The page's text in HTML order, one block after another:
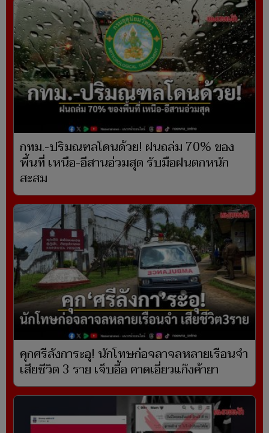
กทม.-ปริมณฑลโดนด้วย! ฝนถล่ม 70% ของ
พื้นที่ เหนือ-อีสานอ่วมสุด รับมือฝนตกหนัก
สะสม
คุกศรีลังการะอุ! นักโทษก่อจลาจลหลายเรือนจำ
เสียชีวิต 3 ราย เจ็บอื้อ คาดเอี่ยวแก๊งค้ายา